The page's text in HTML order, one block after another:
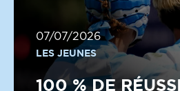
07/07/2026
LES JEUNES
100 % DE